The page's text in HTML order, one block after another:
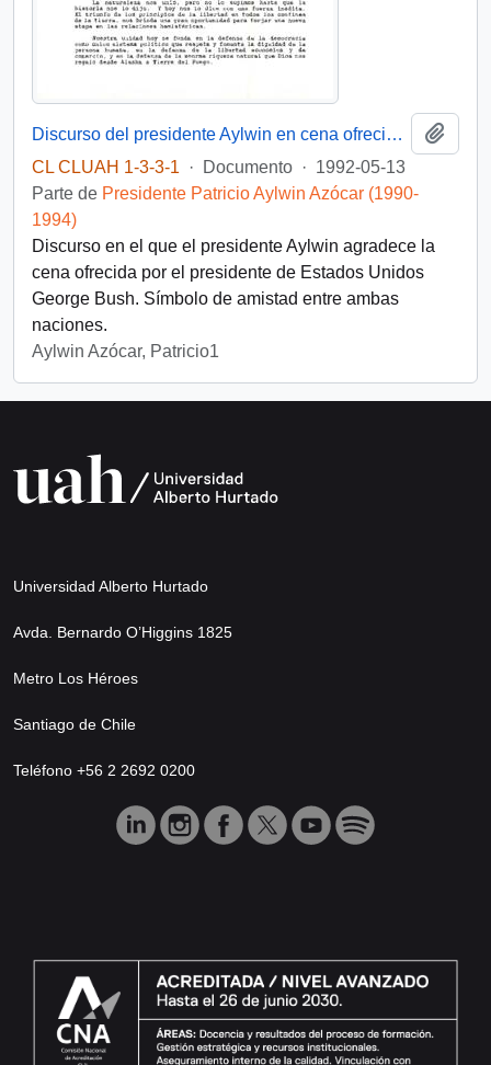
Discurso del presidente Aylwin en cena ofrecida por el presidente de Estados Unidos, D. George Bush
CL CLUAH 1-3-3-1
· Documento · 1992-05-13
Parte de Presidente Patricio Aylwin Azócar (1990-
1994)
Discurso en el que el presidente Aylwin agradece la
cena ofrecida por el presidente de Estados Unidos
George Bush. Símbolo de amistad entre ambas
naciones.
Aylwin Azócar, Patricio1
Universidad Alberto Hurtado
Avda. Bernardo O’Higgins 1825
Metro Los Héroes
Santiago de Chile
Teléfono +56 2 2692 0200